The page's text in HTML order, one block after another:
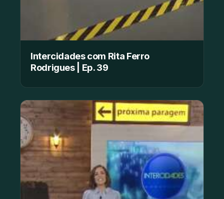
Intercidades com Rita Ferro
Rodrigues | Ep. 39